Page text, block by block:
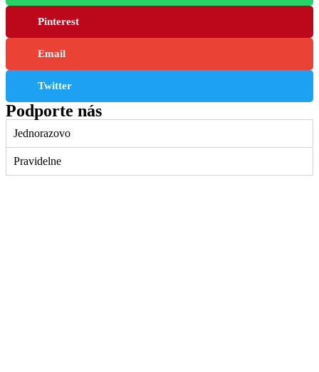
Pinterest
Email
Twitter
Podporte nás
Jednorazovo
Pravidelne